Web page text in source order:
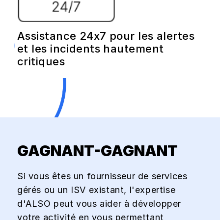
Assistance 24x7 pour les alertes
et les incidents hautement
critiques
GAGNANT-GAGNANT
Si vous êtes un fournisseur de services
gérés ou un ISV existant, l'expertise
d'ALSO peut vous aider à développer
votre activité en vous permettant